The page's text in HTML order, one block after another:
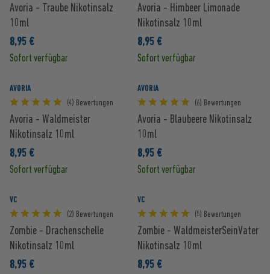
Avoria - Traube Nikotinsalz
10ml
8,95 €
Sofort verfügbar
Avoria - Himbeer Limonade
Nikotinsalz 10ml
8,95 €
Sofort verfügbar
AVORIA
(4) Bewertungen
Avoria - Waldmeister
Nikotinsalz 10ml
8,95 €
Sofort verfügbar
AVORIA
(6) Bewertungen
Avoria - Blaubeere Nikotinsalz
10ml
8,95 €
Sofort verfügbar
VC
(2) Bewertungen
Zombie - Drachenschelle
Nikotinsalz 10ml
8,95 €
VC
(5) Bewertungen
Zombie - WaldmeisterSeinVater
Nikotinsalz 10ml
8,95 €